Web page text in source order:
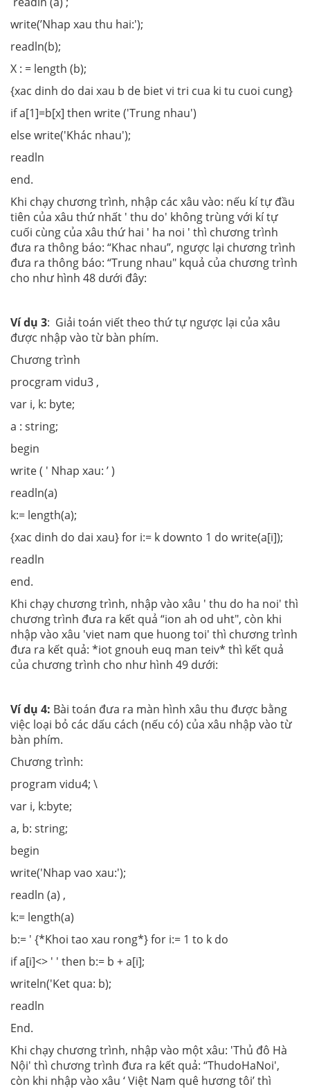
write(’Nhap xau thu hai:');
readln(b);
X : = length (b);
{xac dinh do dai xau b de biet vi tri cua ki tu cuoi cung}
if a[1]=b[x] then write ('Trung nhau')
else write('Khác nhau');
readln
end.
Khi chạy chương trình, nhập các xâu vào: nếu kí tự đầu
tiên của xâu thứ nhất ' thu do' không trùng với kí tự
cuối cùng của xâu thứ hai ' ha noi ' thì chương trình
đưa ra thông báo: “Khac nhau”, ngược lại chương trình
đưa ra thông báo: “Trung nhau" kquả của chương trình
cho như hình 48 dưới đây:
Ví dụ 3: Giải toán viết theo thứ tự ngược lại của xâu
được nhập vào từ bàn phím.
Chương trình
procgram vidu3 ,
var i, k: byte;
a : string;
begin
write ( ' Nhap xau: ’ )
readln(a)
k:= length(a);
{xac dinh do dai xau} for i:= k downto 1 do write(a[i]);
readln
end.
Khi chạy chương trình, nhập vào xâu ' thu do ha noi' thì
chương trình đưa ra kết quả “ion ah od uht", còn khi
nhập vào xâu 'viet nam que huong toi' thì chương trình
đưa ra kết quả: *iot gnouh euq man teiv* thì kết quả
của chương trình cho như hình 49 dưới:
Ví dụ 4: Bài toán đưa ra màn hình xâu thu được bằng
việc loại bỏ các dấu cách (nếu có) của xâu nhập vào từ
bàn phím.
Chương trình:
program vidu4; \
var i, k:byte;
a, b: string;
begin
write('Nhap vao xau:');
readln (a) ,
k:= length(a)
b:= ' {*Khoi tao xau rong*} for i:= 1 to k do
if a[i]<> ' ' then b:= b + a[i];
writeln('Ket qua: b);
readln
End.
Khi chạy chương trình, nhập vào một xâu: 'Thủ đô Hà
Nội' thì chương trình đưa ra kết quả: “ThudoHaNoi',
còn khi nhập vào xâu ‘ Việt Nam quê hương tôi’ thì